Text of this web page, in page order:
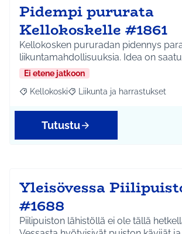
Pidempi pururata
Kellokoskelle #1861
Kellokosken pururadan pidennys
liikuntamahdollisuuksia.
Ei etene jatkoon
Rajaa tulokset aihepiirin mukaan: Kellokoski
Kellokoski Rajaa tulokset teeman
Liikunta ja harrastukset
Tutustu
Yleisövessa
#1688
Piilipuiston lähistöllä ei ole tällä